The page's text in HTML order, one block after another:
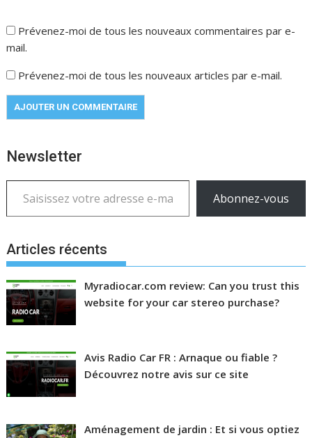
Prévenez-moi de tous les nouveaux commentaires par e-
mail.
Prévenez-moi de tous les nouveaux articles par e-mail.
Newsletter
Saisissez votre adresse e-mail…
Abonnez-vous
Articles récents
Myradiocar.com review: Can you trust this
website for your car stereo purchase?
Avis Radio Car FR : Arnaque ou fiable ?
Découvrez notre avis sur ce site
Aménagement de jardin : Et si vous optiez